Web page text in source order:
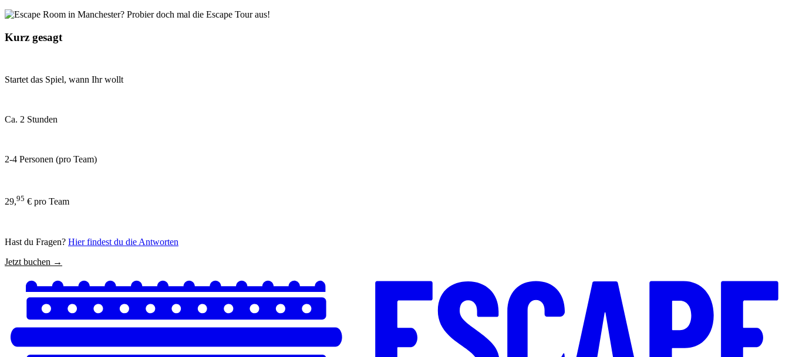
Kurz gesagt
Startet das Spiel, wann Ihr wollt
Ca. 2 Stunden
2-4 Personen (pro Team)
29,95 € pro Team
Hast du Fragen? Hier findest du die Antworten
Jetzt buchen →